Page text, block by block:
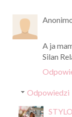
A ja
Silan
Odpowiedzi